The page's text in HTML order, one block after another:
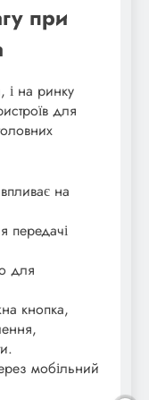
при
і на ринку
для
на
передачі
для
кнопка,
мобільний